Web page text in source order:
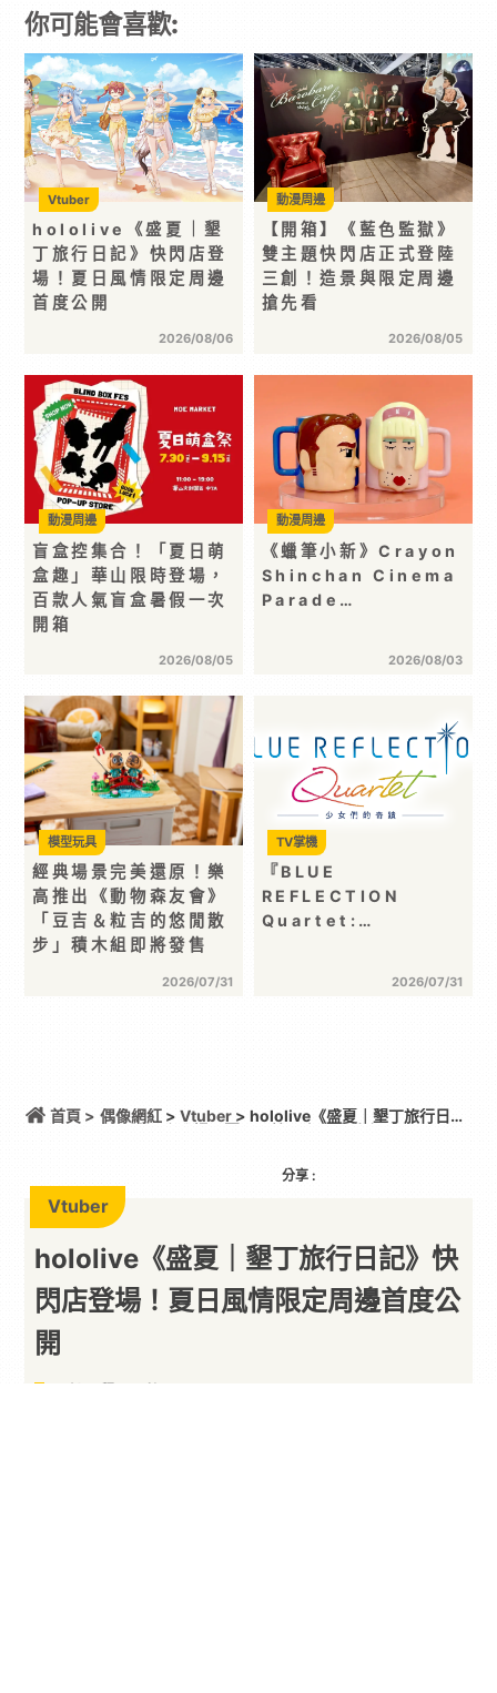
你可能會喜歡:
hololive《盛夏｜墾
丁旅行日記》快閃店登
場！夏日風情限定周邊
首度公開
2026/08/06
Vtuber
【開箱】《藍色監獄》
雙主題快閃店正式登陸
三創！造景與限定周邊
搶先看
2026/08/05
動漫周邊
盲盒控集合！「夏日萌
盒趣」華山限時登場，
百款人氣盲盒暑假一次
開箱
2026/08/05
動漫周邊
《蠟筆小新》Crayon
Shinchan Cinema
Parade…
2026/08/03
動漫周邊
經典場景完美還原！樂
高推出《動物森友會》
「豆吉＆粒吉的悠閒散
步」積木組即將發售
2026/07/31
模型玩具
『BLUE
REFLECTION
Quartet:…
2026/07/31
TV掌機
首頁 > 偶像網紅> Vtuber> hololive《盛夏｜墾丁旅行日
分享 :
Vtuber
hololive《盛夏｜墾丁旅行日記》快
閃店登場！夏日風情限定周邊首度公
開